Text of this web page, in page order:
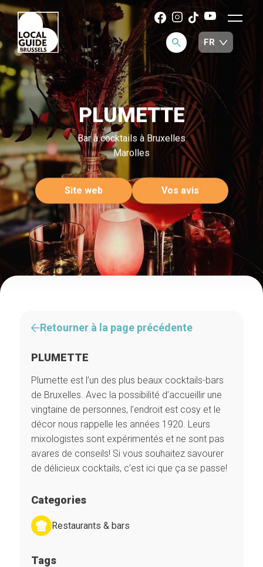
PLUMETTE
Bar à cocktails à Bruxelles
Marolles
Site web Vos avis
Retourner à la page précédente
PLUMETTE
Plumette est l’un des plus beaux cocktails-bars
de Bruxelles. Avec la possibilité d’accueillir une
vingtaine de personnes, l’endroit est cosy et le
décor nous rappelle les années 1920. Leurs
mixologistes sont expérimentés et ne sont pas
avares de conseils! Si vous souhaitez savourer
de délicieux cocktails, c’est ici que ça se passe!
Categories
Restaurants & bars
Tags